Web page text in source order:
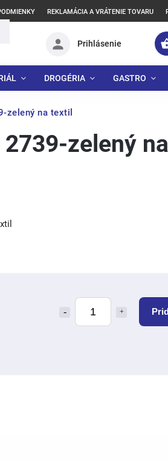
REKLAMÁCIA A VRÁTENIE TOVARU
Prihlásenie
DROGÉRIA GASTRO
zelený na textil
zelený